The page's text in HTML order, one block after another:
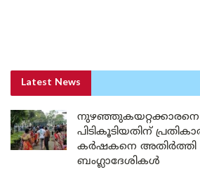
Latest News
പിടികൂടിയതിന്
കർഷകനെ അതിർത്തി
ബംഗ്ലാദേശികൾ